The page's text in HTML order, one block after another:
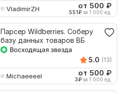
VladimirZH от 500 ₽
551₽ за 1 000 ед.
Парсер Wildberries. Соберу
базу данных товаров ВБ
5.0 (13)
Michaeeeel от 500 ₽
3₽ за 1 000 ед.